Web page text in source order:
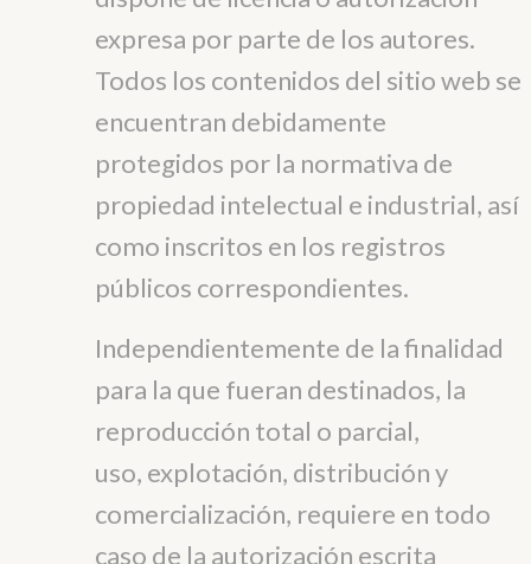
expresa por parte de los autores.
Todos los contenidos del sitio web se
encuentran debidamente
protegidos por la normativa de
propiedad intelectual e industrial, así
como inscritos en los registros
públicos correspondientes.
Independientemente de la finalidad
para la que fueran destinados, la
reproducción total o parcial,
uso, explotación, distribución y
comercialización, requiere en todo
caso de la autorización escrita